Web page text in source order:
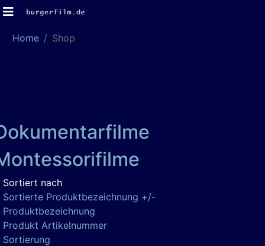
Home Shop
Sortiert nach
Sortierte Produktbezeichnung +/-
Produktbezeichnung
Produkt Artikelnummer
Sortierung